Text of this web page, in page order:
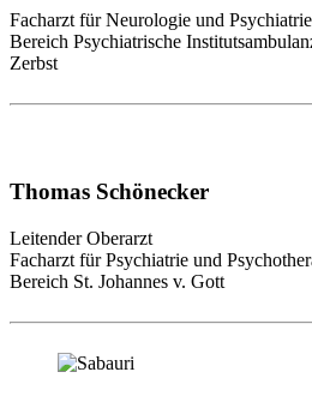
Facharzt für Neurologie und Psychiatrie
Bereich Psychiatrische
Zerbst
Thomas Schönecker
Leitender Oberarzt
Facharzt für Psychiatrie und
Bereich St. Johannes v. Gott